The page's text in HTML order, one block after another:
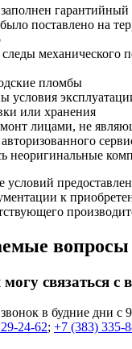
гарантийный
поставлено на
следы механического
пломбы
условия
или хранения
лицами, не
неоригинальные
условий
к
вопросы
связаться с
в будние дни с
24-62; +7 (383) 335-